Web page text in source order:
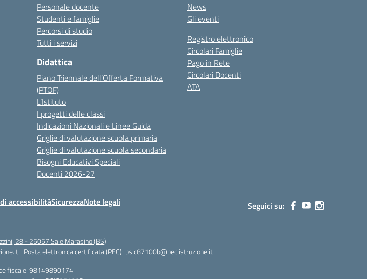
Personale docente
Studenti e famiglie
Percorsi di studio
Tutti i servizi
Didattica
Piano Triennale dell’Offerta Formativa
(PTOF)
L’Istituto
I progetti delle classi
Indicazioni Nazionali e Linee Guida
Griglie di valutazione scuola primaria
Griglie di valutazione scuola secondaria
Bisogni Educativi Speciali
Docenti 2026-27
News
Gli eventi
Registro elettronico
Circolari Famiglie
Pago in Rete
Circolari Docenti
ATA
accessibilitàSicurezzaNote legali Seguici su:
28 - 25057 Sale Marasino (BS)
Posta elettronica certificata (PEC): bsic87100b@pec.istruzione.it
fiscale: 98149890174